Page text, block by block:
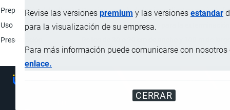
Revise las versiones premium y las versiones estandar
para la visualización de su empresa.
Para más información puede comunicarse con nosotros
enlace.
CERRAR
Preparación del adhesivo Pesaje y mezcla de los ingredientes según la
Uso
Se utiliza como adhesivo para la
Presentación